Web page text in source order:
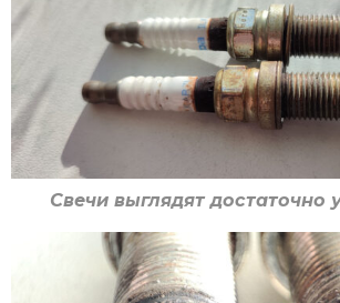
Свечи выглядят достаточно